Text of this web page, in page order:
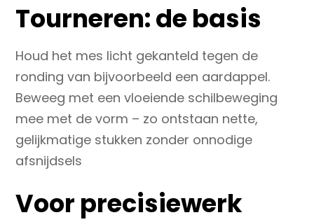
Tourneren: de basis
Houd het mes licht gekanteld tegen de
ronding van bijvoorbeeld een aardappel.
Beweeg met een vloeiende schilbeweging
mee met de vorm – zo ontstaan nette,
gelijkmatige stukken zonder onnodige
afsnijdsels
Voor precisiewerk